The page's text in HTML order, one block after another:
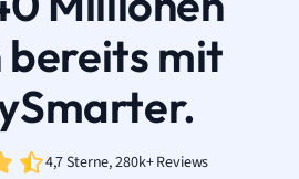
bereits mit
4,7 Sterne, 280k+ Reviews